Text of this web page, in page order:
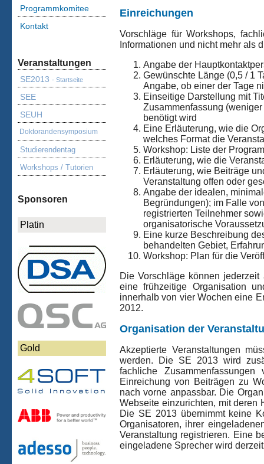
Programmkomitee
Kontakt
Veranstaltungen
SE2013 - Startseite
SEE
SEUH
Doktorandensymposium
Studierendentag
Workshops / Tutorien
Sponsoren
Platin
Gold
Einreichungen
Vorschläge für Workshops,
Informationen und nicht mehr als
Angabe der
Gewünschte Länge (0,5 / 1
Angabe, ob einer der Tage
Einseitige Darstellung mit
Zusammenfassung
benötigt wird
Eine Erläuterung, wie die
welches Format die
Workshop: Liste der
Erläuterung, wie die
Erläuterung, wie Beiträge
Veranstaltung offen oder
Angabe der idealen,
Begründungen); im Falle
registrierten Teilnehmer
organisatorische
Eine kurze Beschreibung
behandelten Gebiet,
Workshop: Plan für die
Die Vorschläge können jederzeit
eine frühzeitige Organisation
innerhalb von vier Wochen eine
2012.
Organisation der
Akzeptierte Veranstaltungen
werden. Die SE 2013 wird
fachliche
Einreichung von Beiträgen zu
nach vorne anpassbar. Die
Webseite einzurichten, mit deren
Die SE 2013 übernimmt keine
Organisatoren, ihrer
Veranstaltung registrieren. Eine
eingeladene Sprecher wird